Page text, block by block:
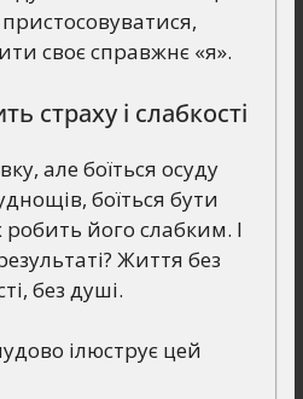
своє справжнє «я».
страху і слабкості
але боїться осуду
боїться бути
його слабким. І
Життя без
без душі.
ілюструє цей